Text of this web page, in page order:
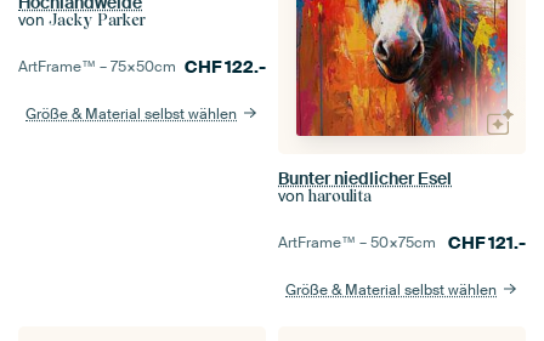
von Jacky Parker
ArtFrame™ –75×50cm CHF122.-
Größe & Material selbst wählen
Bunter niedlicher Esel
von haroulita
ArtFrame™ –50×75cm CHF121.-
Größe & Material selbst wählen